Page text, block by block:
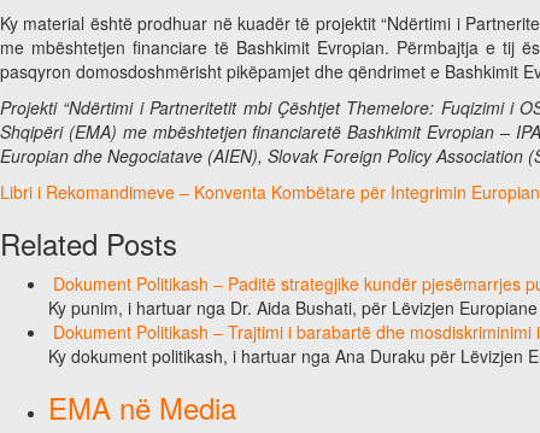
Ky material është prodhuar në kuadër të projektit “Ndërtimi i
me mbështetjen financiare të Bashkimit Evropian. Përmbajtja e tij
pasqyron domosdoshmërisht pikëpamjet dhe qëndrimet e Bashkimit
Projekti “Ndërtimi i Partneritetit mbi Çështjet Themelore: Fuqizimi i
Shqipëri (EMA) me mbështetjen financiaretë Bashkimit Evropian –
Europian dhe Negociatave (AIEN), Slovak Foreign Policy
Libri i Rekomandimeve – Konventa Kombëtare për Integrimin
Related Posts
Dokument Politikash – Paditë strategjike kundër pjesëmarrjes
Ky punim, i hartuar nga Dr. Aida Bushati, për Lëvizjen
Dokument Politikash – Trajtimi i barabartë dhe
Ky dokument politikash, i hartuar nga Ana Duraku për Lëvizjen
EMA në Media